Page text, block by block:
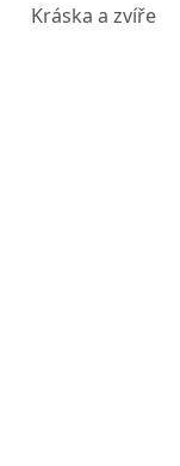
Kráska a zvíře